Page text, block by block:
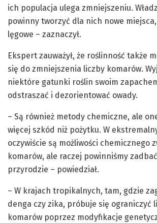
ich populacja ulega zmniejszeniu.
powinny tworzyć dla nich nowe
lęgowe – zaznaczył.
Ekspert zauważył, że roślinność także
się do zmniejszenia liczby komarów.
niektóre gatunki roślin swoim
odstraszać i dezorientować owady.
– Są również metody chemiczne, ale
więcej szkód niż pożytku. W
oczywiście są możliwości chemicznego
komarów, ale raczej powinniśmy
przyrodzie – powiedział.
– W krajach tropikalnych, tam, gdzie
denga czy zika, próbuje się ograniczyć
komarów poprzez modyfikacje